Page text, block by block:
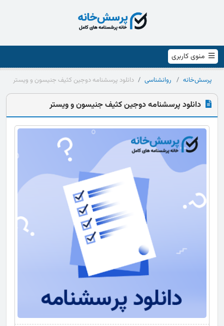
منوی کاربری
پرسش‌خانه روانشناسی دانلود پرسشنامه دوجین کثیف جنیسون و ویستر
دانلود پرسشنامه دوجین کثیف جنیسون و ویستر